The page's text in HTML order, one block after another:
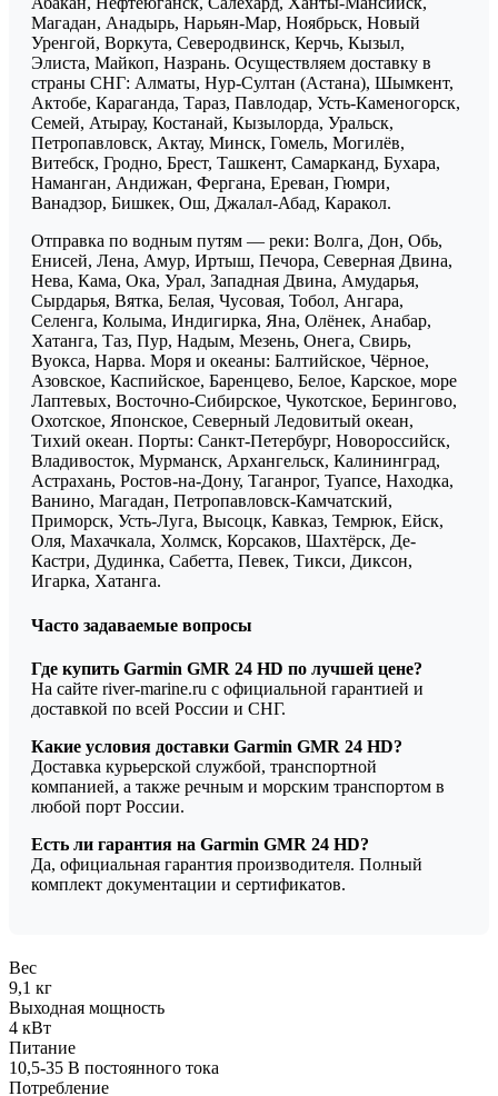
Магадан, Анадырь, Нарьян-Мар, Ноябрьск, Новый
Уренгой, Воркута, Северодвинск, Керчь, Кызыл,
Элиста, Майкоп, Назрань. Осуществляем доставку в
страны СНГ: Алматы, Нур-Султан (Астана), Шымкент,
Актобе, Караганда, Тараз, Павлодар, Усть-Каменогорск,
Семей, Атырау, Костанай, Кызылорда, Уральск,
Петропавловск, Актау, Минск, Гомель, Могилёв,
Витебск, Гродно, Брест, Ташкент, Самарканд, Бухара,
Наманган, Андижан, Фергана, Ереван, Гюмри,
Ванадзор, Бишкек, Ош, Джалал-Абад, Каракол.
Отправка по водным путям — реки: Волга, Дон, Обь,
Енисей, Лена, Амур, Иртыш, Печора, Северная Двина,
Нева, Кама, Ока, Урал, Западная Двина, Амударья,
Сырдарья, Вятка, Белая, Чусовая, Тобол, Ангара,
Селенга, Колыма, Индигирка, Яна, Олёнек, Анабар,
Хатанга, Таз, Пур, Надым, Мезень, Онега, Свирь,
Вуокса, Нарва. Моря и океаны: Балтийское, Чёрное,
Азовское, Каспийское, Баренцево, Белое, Карское, море
Лаптевых, Восточно-Сибирское, Чукотское, Берингово,
Охотское, Японское, Северный Ледовитый океан,
Тихий океан. Порты: Санкт-Петербург, Новороссийск,
Владивосток, Мурманск, Архангельск, Калининград,
Астрахань, Ростов-на-Дону, Таганрог, Туапсе, Находка,
Ванино, Магадан, Петропавловск-Камчатский,
Приморск, Усть-Луга, Высоцк, Кавказ, Темрюк, Ейск,
Оля, Махачкала, Холмск, Корсаков, Шахтёрск, Де-
Кастри, Дудинка, Сабетта, Певек, Тикси, Диксон,
Игарка, Хатанга.
Часто задаваемые вопросы
Где купить Garmin GMR 24 HD по лучшей цене?
На сайте river-marine.ru с официальной гарантией и
доставкой по всей России и СНГ.
Какие условия доставки Garmin GMR 24 HD?
Доставка курьерской службой, транспортной
компанией, а также речным и морским транспортом в
любой порт России.
Есть ли гарантия на Garmin GMR 24 HD?
Да, официальная гарантия производителя. Полный
комплект документации и сертификатов.
Вес
9,1 кг
Выходная мощность
4 кВт
Питание
10,5-35 В постоянного тока
Потребление